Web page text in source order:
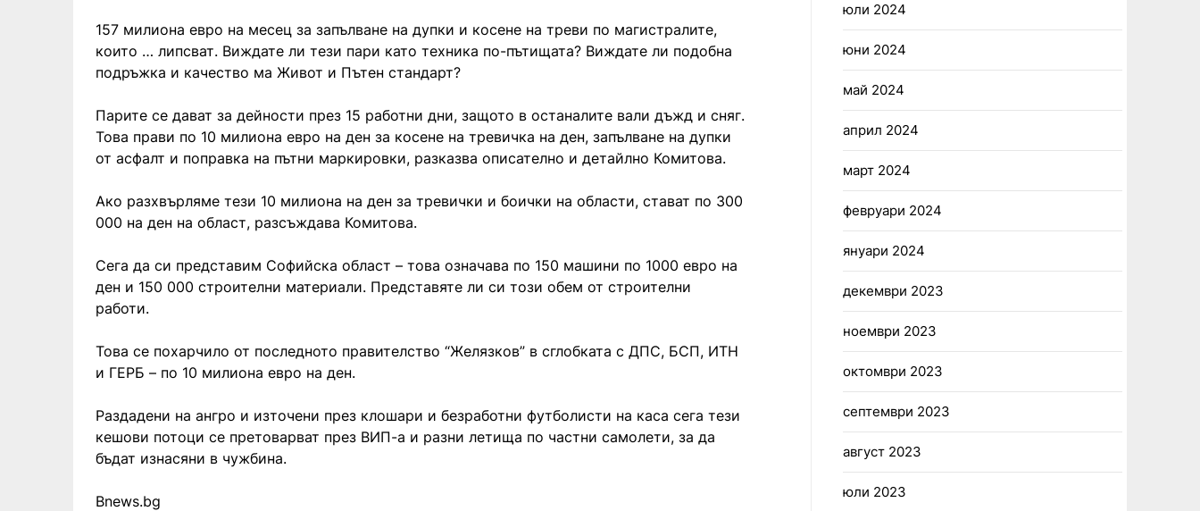
157 милиона евро на месец за запълване на дупки и косене на треви по магистралите,
които … липсват. Виждате ли тези пари като техника по-пътищата? Виждате ли подобна
подръжка и качество ма Живот и Пътен стандарт?
Парите се дават за дейности през 15 работни дни, защото в останалите вали дъжд и сняг.
Това прави по 10 милиона евро на ден за косене на тревичка на ден, запълване на дупки
от асфалт и поправка на пътни маркировки, разказва описателно и детайлно Комитова.
Ако разхвърляме тези 10 милиона на ден за тревички и боички на области, стават по 300
000 на ден на област, разсъждава Комитова.
Сега да си представим Софийска област – това означава по 150 машини по 1000 евро на
ден и 150 000 строителни материали. Представяте ли си този обем от строителни
работи.
Това се похарчило от последното правителство “Желязков” в сглобката с ДПС, БСП, ИТН
и ГЕРБ – по 10 милиона евро на ден.
Раздадени на ангро и източени през клошари и безработни футболисти на каса сега тези
кешови потоци се претоварват през ВИП-а и разни летища по частни самолети, за да
бъдат изнасяни в чужбина.
Bnews.bg
юли 2024
юни 2024
май 2024
април 2024
март 2024
февруари 2024
януари 2024
декември 2023
ноември 2023
октомври 2023
септември 2023
август 2023
юли 2023